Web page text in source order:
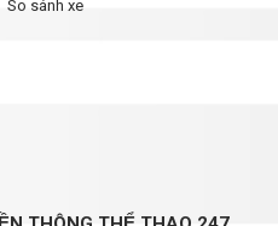
So sánh xe